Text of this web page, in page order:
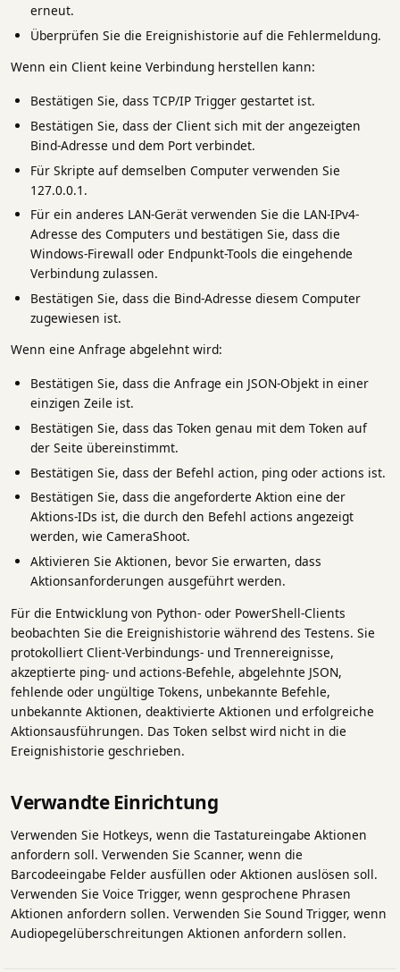
erneut.
Überprüfen Sie die Ereignishistorie auf die Fehlermeldung.
Wenn ein Client keine Verbindung herstellen kann:
Bestätigen Sie, dass TCP/IP Trigger gestartet ist.
Bestätigen Sie, dass der Client sich mit der angezeigten
Bind-Adresse und dem Port verbindet.
Für Skripte auf demselben Computer verwenden Sie
127.0.0.1.
Für ein anderes LAN-Gerät verwenden Sie die LAN-IPv4-
Adresse des Computers und bestätigen Sie, dass die
Windows-Firewall oder Endpunkt-Tools die eingehende
Verbindung zulassen.
Bestätigen Sie, dass die Bind-Adresse diesem Computer
zugewiesen ist.
Wenn eine Anfrage abgelehnt wird:
Bestätigen Sie, dass die Anfrage ein JSON-Objekt in einer
einzigen Zeile ist.
Bestätigen Sie, dass das Token genau mit dem Token auf
der Seite übereinstimmt.
Bestätigen Sie, dass der Befehl action, ping oder actions ist.
Bestätigen Sie, dass die angeforderte Aktion eine der
Aktions-IDs ist, die durch den Befehl actions angezeigt
werden, wie CameraShoot.
Aktivieren Sie Aktionen, bevor Sie erwarten, dass
Aktionsanforderungen ausgeführt werden.
Für die Entwicklung von Python- oder PowerShell-Clients
beobachten Sie die Ereignishistorie während des Testens. Sie
protokolliert Client-Verbindungs- und Trennereignisse,
akzeptierte ping- und actions-Befehle, abgelehnte JSON,
fehlende oder ungültige Tokens, unbekannte Befehle,
unbekannte Aktionen, deaktivierte Aktionen und erfolgreiche
Aktionsausführungen. Das Token selbst wird nicht in die
Ereignishistorie geschrieben.
Verwandte Einrichtung
Verwenden Sie Hotkeys, wenn die Tastatureingabe Aktionen
anfordern soll. Verwenden Sie Scanner, wenn die
Barcodeeingabe Felder ausfüllen oder Aktionen auslösen soll.
Verwenden Sie Voice Trigger, wenn gesprochene Phrasen
Aktionen anfordern sollen. Verwenden Sie Sound Trigger, wenn
Audiopegelüberschreitungen Aktionen anfordern sollen.